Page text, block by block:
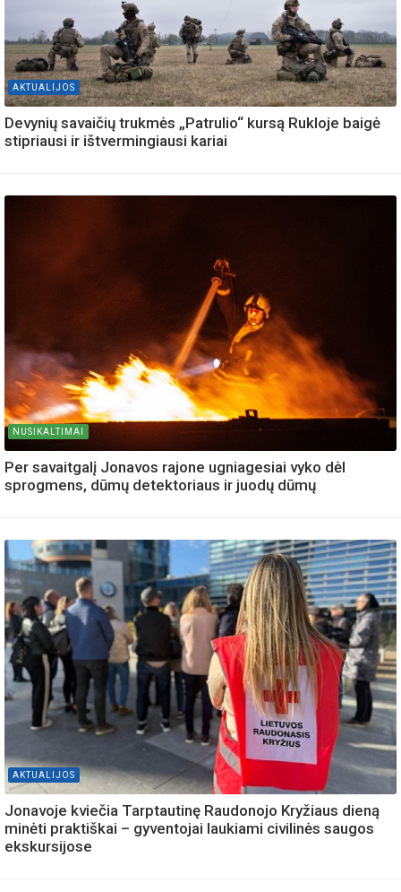
AKTUALIJOS
Devynių savaičių trukmės „Patrulio“ kursą Rukloje baigė
stipriausi ir ištvermingiausi kariai
NUSIKALTIMAI
Per savaitgalį Jonavos rajone ugniagesiai vyko dėl
sprogmens, dūmų detektoriaus ir juodų dūmų
AKTUALIJOS
Jonavoje kviečia Tarptautinę Raudonojo Kryžiaus dieną
minėti praktiškai – gyventojai laukiami civilinės saugos
ekskursijose